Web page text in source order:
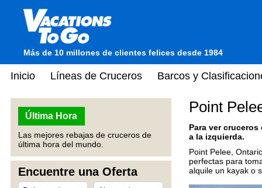
Más de 10 millones de clientes felices desde 1984
Inicio Líneas de Cruceros Barcos y
Última Hora
Las mejores rebajas de cruceros de
última hora del mundo.
Encuentre una Oferta
Point
Para ver
a la izquierda.
Point Pelee,
perfectas para
alquile un kayak o